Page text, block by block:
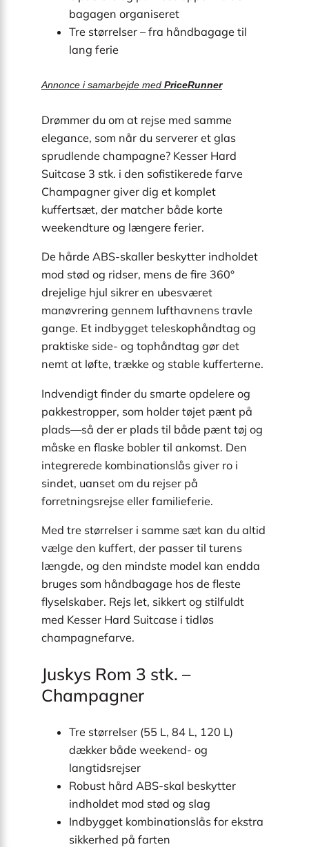
bagagen organiseret
Tre størrelser – fra håndbagage til
lang ferie
Annonce i samarbejde med PriceRunner
Drømmer du om at rejse med samme
elegance, som når du serverer et glas
sprudlende champagne? Kesser Hard
Suitcase 3 stk. i den sofistikerede farve
Champagner giver dig et komplet
kuffertsæt, der matcher både korte
weekendture og længere ferier.
De hårde ABS-skaller beskytter indholdet
mod stød og ridser, mens de fire 360°
drejelige hjul sikrer en ubesværet
manøvrering gennem lufthavnens travle
gange. Et indbygget teleskophåndtag og
praktiske side- og tophåndtag gør det
nemt at løfte, trække og stable kufferterne.
Indvendigt finder du smarte opdelere og
pakkestropper, som holder tøjet pænt på
plads—så der er plads til både pænt tøj og
måske en flaske bobler til ankomst. Den
integrerede kombinationslås giver ro i
sindet, uanset om du rejser på
forretningsrejse eller familieferie.
Med tre størrelser i samme sæt kan du altid
vælge den kuffert, der passer til turens
længde, og den mindste model kan endda
bruges som håndbagage hos de fleste
flyselskaber. Rejs let, sikkert og stilfuldt
med Kesser Hard Suitcase i tidløs
champagnefarve.
Juskys Rom 3 stk. –
Champagner
Tre størrelser (55 L, 84 L, 120 L)
dækker både weekend- og
langtidsrejser
Robust hård ABS-skal beskytter
indholdet mod stød og slag
Indbygget kombinationslås for ekstra
sikkerhed på farten